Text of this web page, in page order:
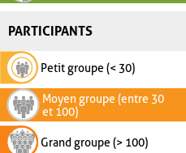
PARTICIPANTS
Petit groupe (< 30)
Moyen groupe (entre 30
et 100)
Grand groupe (> 100)